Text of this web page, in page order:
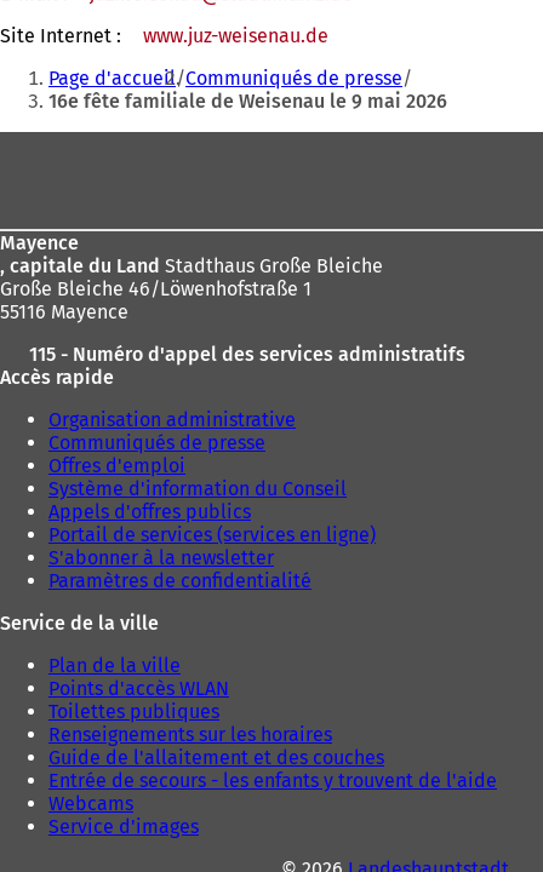
Site Internet :
www.juz-weisenau.de
un
nouvel
onglet)
Vous
êtes
ici
Page d'accueil Communiqués de presse
16e fête familiale de Weisenau le 9 mai 2026
Mayence
, capitale du Land Stadthaus Große Bleiche
Große Bleiche 46/Löwenhofstraße 1
55116 Mayence
115 - Numéro d'appel des services administratifs
Accès rapide
Organisation administrative
Communiqués de presse
Offres d'emploi
Système d'information du Conseil
Appels d'offres publics
Portail de services (services en ligne)
S'abonner à la newsletter
Paramètres de confidentialité
Service de la ville
Plan de la ville
Points d'accès WLAN
Toilettes publiques
Renseignements sur les horaires
Guide de l'allaitement et des couches
Entrée de secours - les enfants y trouvent de l'aide
Webcams
Service d'images